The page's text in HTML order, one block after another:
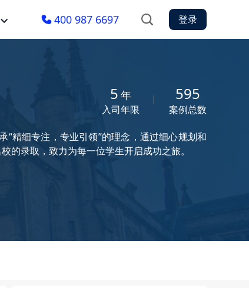
400 987 6697 登录
5 年
入司年限
595
案例总数
精细专注，专业引领”的理念，通过细心规划和
的录取，致力为每一位学生开启成功之旅。